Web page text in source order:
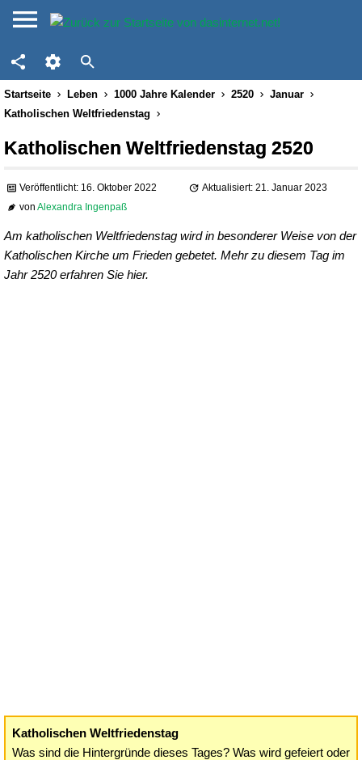
Startseite Leben 1000 Jahre Kalender 2520
Januar
Katholischen Weltfriedenstag
Katholischen Weltfriedenstag 2520
Veröffentlicht: 16. Oktober 2022
Aktualisiert: 21. Januar 2023
vonAlexandra Ingenpaß
Am katholischen Weltfriedenstag wird in besonderer Weise von der
Katholischen Kirche um Frieden gebetet. Mehr zu diesem Tag im
Jahr 2520 erfahren Sie hier.
Katholischen Weltfriedenstag
Was sind die Hintergründe dieses Tages? Was wird gefeiert oder